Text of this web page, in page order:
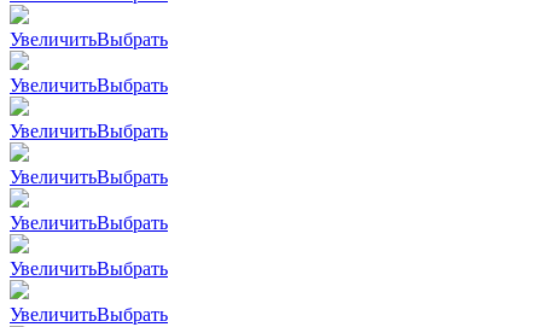
УвеличитьВыбрать
УвеличитьВыбрать
УвеличитьВыбрать
УвеличитьВыбрать
УвеличитьВыбрать
УвеличитьВыбрать
УвеличитьВыбрать